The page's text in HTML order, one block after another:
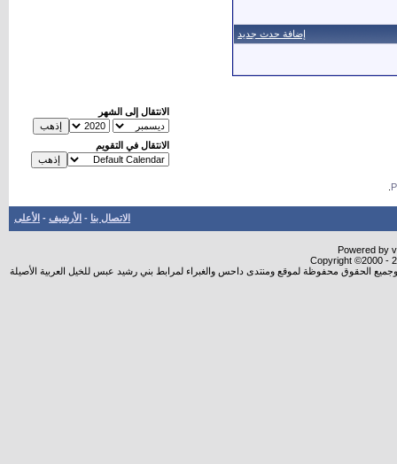
إضافة حدث جديد
الانتقال إلى الشهر
الانتقال في التقويم
الاتصال بنا - الأرشيف - الأعلى
Powered by
Copyright ©2000 -
الحقوق محفوظة لموقع ومنتدى داحس والغبراء لمرابط بني رشيد عبس للخيل العربية الأصيلة